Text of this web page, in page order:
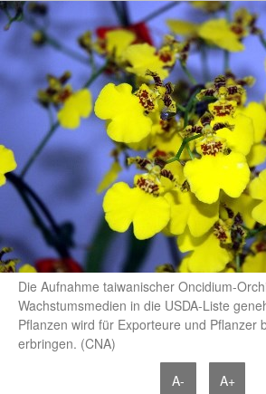
Die Aufnahme taiwanischer Oncidium-
Wachstumsmedien in die USDA-Liste
Pflanzen wird für Exporteure und Pflanzer
erbringen. (CNA)
A- A+